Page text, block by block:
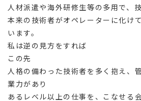
人材派遣や海外研修生等の多用で、
本来の技術者がオペレーターに化け
います。
私は逆の見方をすれば
この先
人格の備わった技術者を多く抱え
業力があり
あるレベル以上の仕事を、こなせる